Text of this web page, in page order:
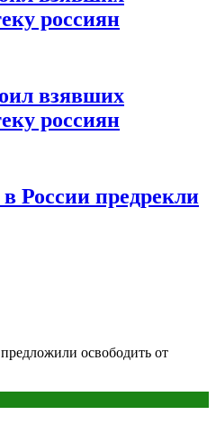
россиян
взявших
россиян
России предрекли
освободить от